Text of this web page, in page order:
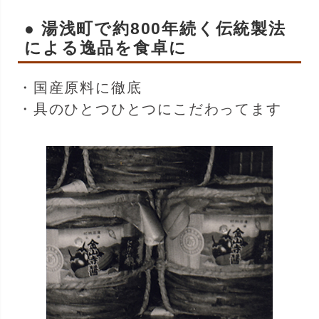
● 湯浅町で約800年続く伝統製法
による逸品を食卓に
・国産原料に徹底
・具のひとつひとつにこだわってます